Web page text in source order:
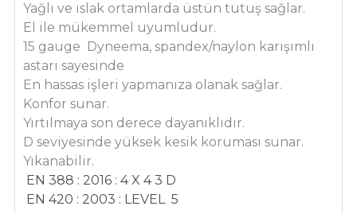
Yağlı ve ıslak ortamlarda üstün tutuş sağlar.
El ile mükemmel uyumludur.
15 gauge Dyneema, spandex/naylon karışımlı
astarı sayesinde
En hassas işleri yapmanıza olanak sağlar.
Konfor sunar.
Yırtılmaya son derece dayanıklıdır.
D seviyesinde yüksek kesik koruması sunar.
Yıkanabilir.
EN 388 : 2016 : 4 X 4 3 D
EN 420 : 2003 : LEVEL 5